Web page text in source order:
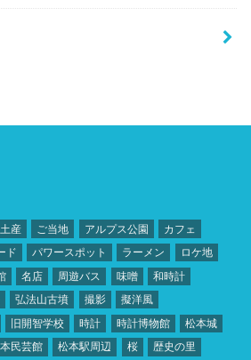
産 ご当地 アルプス公園
カフェ
ド パワースポット ラーメン
ロケ地
名店 周遊バス 味噌
和時計
弘法山古墳 撮影
擬洋風
旧開智学校 時計 時計博物館
松本城
民芸館 松本駅周辺 桜
歴史の里